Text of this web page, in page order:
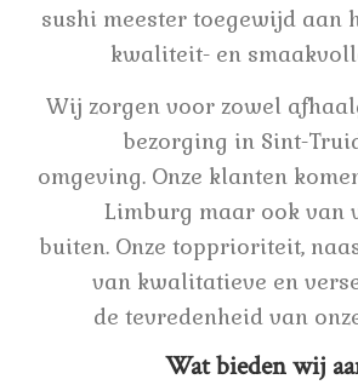
sushi meester toegewijd aan
kwaliteit- en
Wij zorgen voor zowel
bezorging in Sint-
omgeving. Onze klanten
Limburg maar ook van
buiten. Onze topprioriteit,
van kwalitatieve en
de tevredenheid van
Wat bieden wij